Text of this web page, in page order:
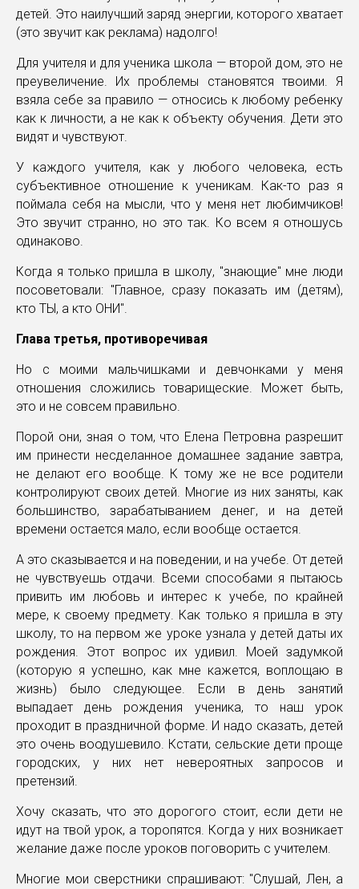
детей. Это наилучший заряд энергии, которого хватает
(это звучит как реклама) надолго!
Для учителя и для ученика школа — второй дом, это не
преувеличение. Их проблемы становятся твоими. Я
взяла себе за правило — относись к любому ребенку
как к личности, а не как к объекту обучения. Дети это
видят и чувствуют.
У каждого учителя, как у любого человека, есть
субъективное отношение к ученикам. Как-то раз я
поймала себя на мысли, что у меня нет любимчиков!
Это звучит странно, но это так. Ко всем я отношусь
одинаково.
Когда я только пришла в школу, "знающие" мне люди
посоветовали: "Главное, сразу показать им (детям),
кто ТЫ, а кто ОНИ".
Глава третья, противоречивая
Но с моими мальчишками и девчонками у меня
отношения сложились товарищеские. Может быть,
это и не совсем правильно.
Порой они, зная о том, что Елена Петровна разрешит
им принести несделанное домашнее задание завтра,
не делают его вообще. К тому же не все родители
контролируют своих детей. Многие из них заняты, как
большинство, зарабатыванием денег, и на детей
времени остается мало, если вообще остается.
А это сказывается и на поведении, и на учебе. От детей
не чувствуешь отдачи. Всеми способами я пытаюсь
привить им любовь и интерес к учебе, по крайней
мере, к своему предмету. Как только я пришла в эту
школу, то на первом же уроке узнала у детей даты их
рождения. Этот вопрос их удивил. Моей задумкой
(которую я успешно, как мне кажется, воплощаю в
жизнь) было следующее. Если в день занятий
выпадает день рождения ученика, то наш урок
проходит в праздничной форме. И надо сказать, детей
это очень воодушевило. Кстати, сельские дети проще
городских, у них нет невероятных запросов и
претензий.
Хочу сказать, что это дорогого стоит, если дети не
идут на твой урок, а торопятся. Когда у них возникает
желание даже после уроков поговорить с учителем.
Многие мои сверстники спрашивают: "Слушай, Лен, а